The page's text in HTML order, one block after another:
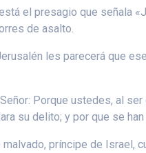
el presagio que señala
de asalto.
les parecerá que
Porque ustedes, al
su delito; y por que se
malvado, príncipe de Israel,